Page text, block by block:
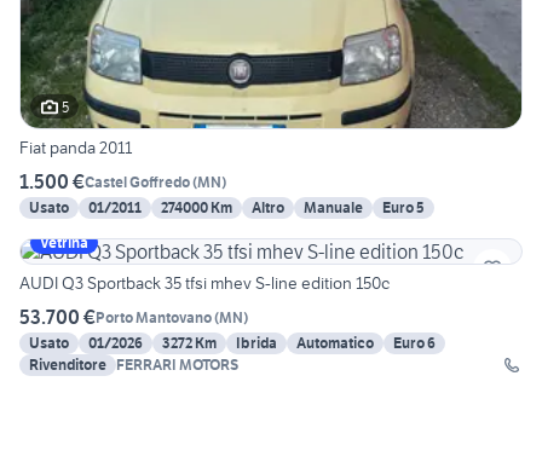
5
Fiat panda 2011
1.500 €Castel Goffredo(MN)
Usato
01/2011 274000 Km Altro Manuale
Euro 5
Vetrina
AUDI Q3 Sportback 35 tfsi mhev S-line edition 150c
53.700 €Porto Mantovano(MN)
Usato
01/2026 3272 Km Ibrida Automatico
Euro 6
Rivenditore FERRARI MOTORS